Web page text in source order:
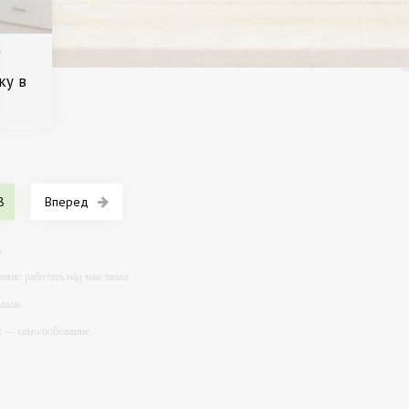
в
Вперед
работать над мыслями.
самолюбование.